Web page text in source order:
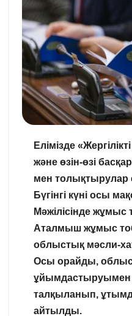
Елімізде
және өзін-өзі
мен толықтырулар
Бүгінгі күні осы
Мәжілісінде жұмыс
Аталмыш жұмыс
облыстық мәсли-
Осы орайды,
ұйымдастыруымен
талқыланып,
айтылды.